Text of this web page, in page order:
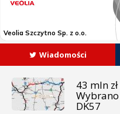
Wiadomości
43 mln
DK57